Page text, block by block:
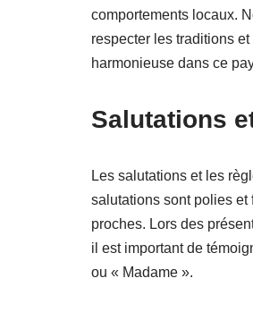
comportements locaux.
respecter les traditions
harmonieuse dans ce
Salutations
Les salutations et les
salutations sont polies
proches. Lors des
il est important de
ou « Madame ».